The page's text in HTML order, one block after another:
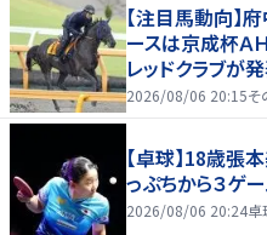
【注目馬動向】
ースは京成杯Ａ
レッドクラブが
2026/08/06 20:15そ
【卓球】18歳張
っぷちから３ゲ
2026/08/06 20:24卓